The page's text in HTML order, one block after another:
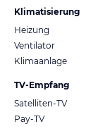
Klimatisierung
Heizung
Ventilator
Klimaanlage
TV-Empfang
Satelliten-TV
Pay-TV